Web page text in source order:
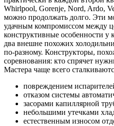
Whirlpool, Gorenje, Nord, Ardo,
можно продолжать долго. Эти
удачным компромиссом между
конструктивные особенности
два внешне похожих
по-разному. Конструкторы,
соревнования: кто спрячет
Мастера чаще всего
повреждением
отказом системы
засорами капиллярной
небольшими утечками
естественным износом